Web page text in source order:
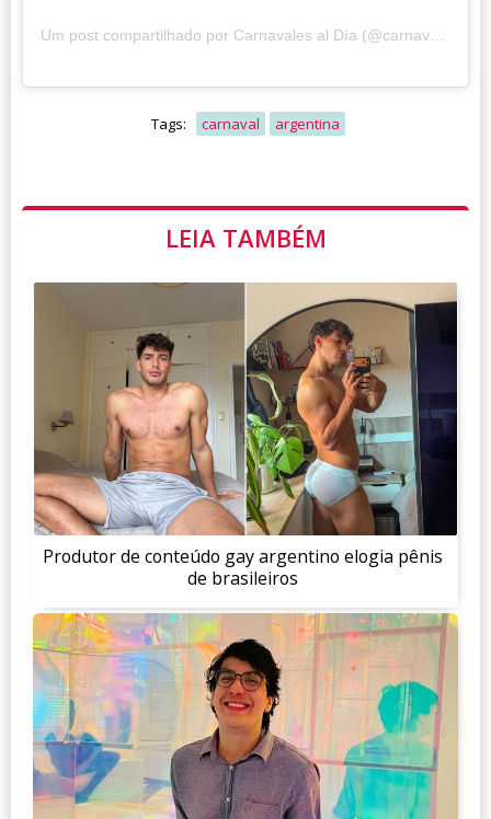
Um post compartilhado por Carnavales al Día (@carnavalesaldiaok)
Tags: carnaval argentina
LEIA TAMBÉM
Produtor de conteúdo gay argentino elogia pênis
de brasileiros